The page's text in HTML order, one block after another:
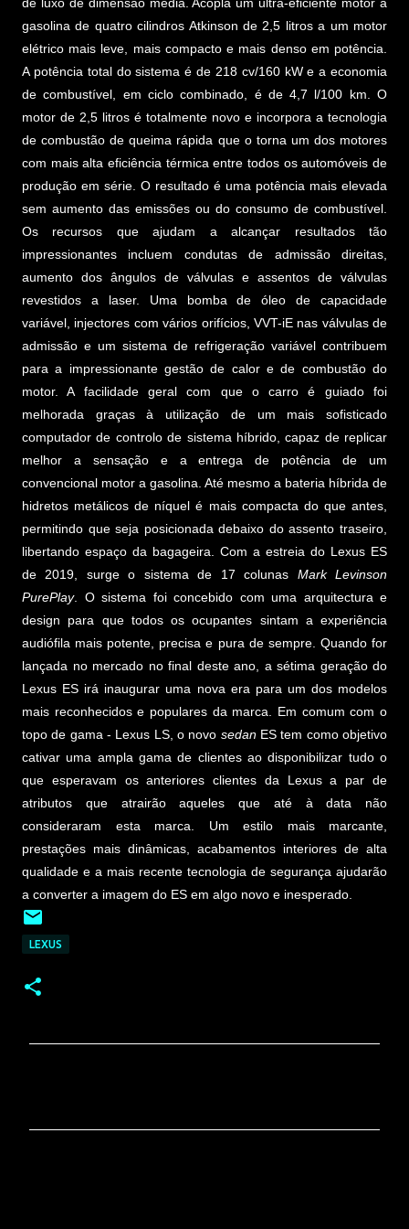
gasolina de quatro cilindros Atkinson de 2,5 litros a um motor
elétrico mais leve, mais compacto e mais denso em potência.
A potência total do sistema é de 218 cv/160 kW e a economia
de combustível, em ciclo combinado, é de 4,7 l/100 km. O
motor de 2,5 litros é totalmente novo e incorpora a tecnologia
de combustão de queima rápida que o torna um dos motores
com mais alta eficiência térmica entre todos os automóveis de
produção em série. O resultado é uma potência mais elevada
sem aumento das emissões ou do consumo de combustível.
Os recursos que ajudam a alcançar resultados tão
impressionantes incluem condutas de admissão direitas,
aumento dos ângulos de válvulas e assentos de válvulas
revestidos a laser. Uma bomba de óleo de capacidade
variável, injectores com vários orifícios, VVT-iE nas válvulas de
admissão e um sistema de refrigeração variável contribuem
para a impressionante gestão de calor e de combustão do
motor. A facilidade geral com que o carro é guiado foi
melhorada graças à utilização de um mais sofisticado
computador de controlo de sistema híbrido, capaz de replicar
melhor a sensação e a entrega de potência de um
convencional motor a gasolina. Até mesmo a bateria híbrida de
hidretos metálicos de níquel é mais compacta do que antes,
permitindo que seja posicionada debaixo do assento traseiro,
libertando espaço da bagageira. Com a estreia do Lexus ES
de 2019, surge o sistema de 17 colunas Mark Levinson
PurePlay. O sistema foi concebido com uma arquitectura e
design para que todos os ocupantes sintam a experiência
audiófila mais potente, precisa e pura de sempre. Quando for
lançada no mercado no final deste ano, a sétima geração do
Lexus ES irá inaugurar uma nova era para um dos modelos
mais reconhecidos e populares da marca. Em comum com o
topo de gama - Lexus LS, o novo sedanES tem como objetivo
cativar uma ampla gama de clientes ao disponibilizar tudo o
que esperavam os anteriores clientes da Lexus a par de
atributos que atrairão aqueles que até à data não
consideraram esta marca. Um estilo mais marcante,
prestações mais dinâmicas, acabamentos interiores de alta
qualidade e a mais recente tecnologia de segurança ajudarão
a converter a imagem do ES em algo novo e inesperado.
LEXUS